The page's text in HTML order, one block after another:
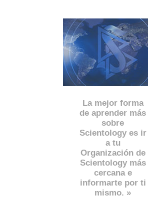
La mejor forma
de aprender más
sobre
Scientology es ir
a tu
Organización de
Scientology más
cercana e
informarte por ti
mismo. »